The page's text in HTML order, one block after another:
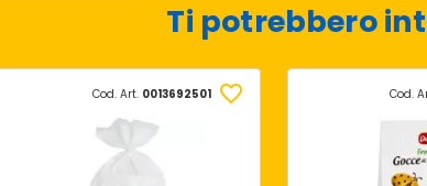
Ti potrebbero
Cod. Art. 0013692501 Cod.